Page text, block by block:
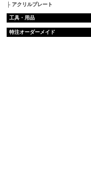
アクリルプレート
工具・用品
特注オーダーメイド